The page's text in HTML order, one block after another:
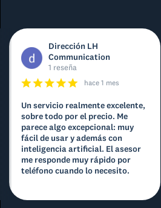
Dirección LH
Communication
1 reseña
hace 1 mes
Un servicio realmente excelente,
sobre todo por el precio. Me
parece algo excepcional: muy
fácil de usar y además con
inteligencia artificial. El asesor
me responde muy rápido por
teléfono cuando lo necesito.